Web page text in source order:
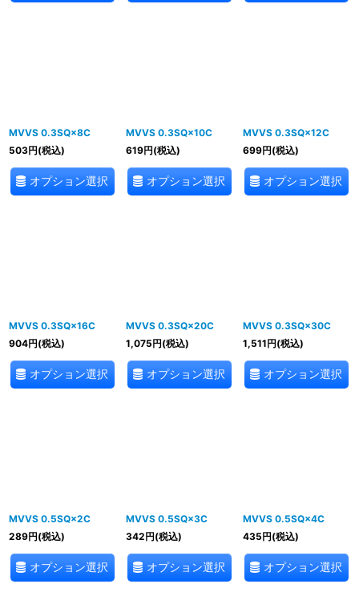
MVVS 0.3SQ×8C
503円(税込)
オプション選択
MVVS 0.3SQ×10C
619円(税込)
オプション選択
MVVS 0.3SQ×12C
699円(税込)
オプション選択
MVVS 0.3SQ×16C
904円(税込)
オプション選択
MVVS 0.3SQ×20C
1,075円(税込)
オプション選択
MVVS 0.3SQ×30C
1,511円(税込)
オプション選択
MVVS 0.5SQ×2C
289円(税込)
オプション選択
MVVS 0.5SQ×3C
342円(税込)
オプション選択
MVVS 0.5SQ×4C
435円(税込)
オプション選択